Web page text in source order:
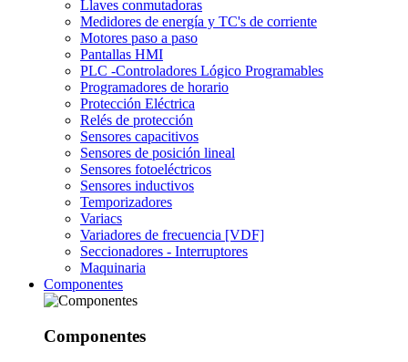
Llaves conmutadoras
Medidores de energía y TC's de corriente
Motores paso a paso
Pantallas HMI
PLC -Controladores Lógico Programables
Programadores de horario
Protección Eléctrica
Relés de protección
Sensores capacitivos
Sensores de posición lineal
Sensores fotoeléctricos
Sensores inductivos
Temporizadores
Variacs
Variadores de frecuencia [VDF]
Seccionadores - Interruptores
Maquinaria
Componentes
Componentes